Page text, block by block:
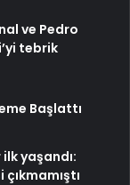
ve Pedro
tebrik
Başlattı
yaşandı: